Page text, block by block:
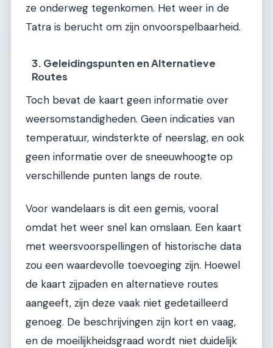
ze onderweg tegenkomen. Het weer in de
Tatra is berucht om zijn onvoorspelbaarheid.
3. Geleidingspunten en Alternatieve
Routes
Toch bevat de kaart geen informatie over
weersomstandigheden. Geen indicaties van
temperatuur, windsterkte of neerslag, en ook
geen informatie over de sneeuwhoogte op
verschillende punten langs de route.
Voor wandelaars is dit een gemis, vooral
omdat het weer snel kan omslaan. Een kaart
met weersvoorspellingen of historische data
zou een waardevolle toevoeging zijn. Hoewel
de kaart zijpaden en alternatieve routes
aangeeft, zijn deze vaak niet gedetailleerd
genoeg. De beschrijvingen zijn kort en vaag,
en de moeilijkheidsgraad wordt niet duidelijk